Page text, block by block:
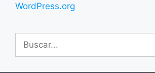
WordPress.org
Buscar: